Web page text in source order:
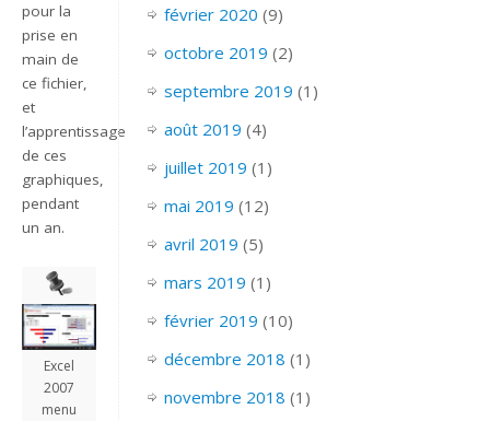
pour la
prise en
main de
ce fichier,
et
l’apprentissage
de ces
graphiques,
pendant
un an.
Excel
2007
menu
février 2020 (9)
octobre 2019 (2)
septembre 2019 (1)
août 2019 (4)
juillet 2019 (1)
mai 2019 (12)
avril 2019 (5)
mars 2019 (1)
février 2019 (10)
décembre 2018 (1)
novembre 2018 (1)